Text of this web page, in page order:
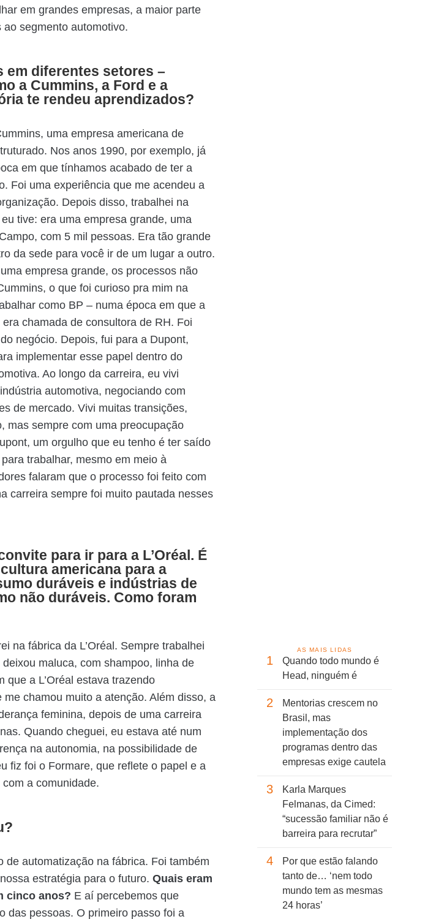
em grandes empresas, a maior parte
segmento automotivo.
em diferentes setores –
a Cummins, a Ford e a
te rendeu aprendizados?
uma empresa americana de
Nos anos 1990, por exemplo, já
em que tínhamos acabado de ter a
Foi uma experiência que me acendeu a
Depois disso, trabalhei na
tive: era uma empresa grande, uma
com 5 mil pessoas. Era tão grande
da sede para você ir de um lugar a outro.
empresa grande, os processos não
o que foi curioso pra mim na
como BP – numa época em que a
chamada de consultora de RH. Foi
negócio. Depois, fui para a Dupont,
implementar esse papel dentro do
Ao longo da carreira, eu vivi
automotiva, negociando com
de mercado. Vivi muitas transições,
mas sempre com uma preocupação
um orgulho que eu tenho é ter saído
trabalhar, mesmo em meio à
falaram que o processo foi feito com
carreira sempre foi muito pautada nesses
para ir para a L’Oréal. É
americana para a
duráveis e indústrias de
não duráveis. Como foram
na fábrica da L’Oréal. Sempre trabalhei
deixou maluca, com shampoo, linha de
que a L’Oréal estava trazendo
chamou muito a atenção. Além disso, a
feminina, depois de uma carreira
Quando cheguei, eu estava até num
na autonomia, na possibilidade de
fiz foi o Formare, que reflete o papel e a
com a comunidade.
de automatização na fábrica. Foi também
estratégia para o futuro. Quais eram
cinco anos? E aí percebemos que
das pessoas. O primeiro passo foi a
AS MAIS LIDAS
1
Quando todo mundo é
Head, ninguém é
2
Mentorias crescem no
Brasil, mas
implementação dos
programas dentro das
empresas exige cautela
3
Karla Marques
Felmanas, da Cimed:
“sucessão familiar não é
barreira para recrutar”
4
Por que estão falando
tanto de… ‘nem todo
mundo tem as mesmas
24 horas’